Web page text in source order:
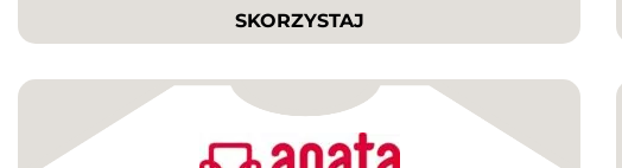
SKORZYSTAJ